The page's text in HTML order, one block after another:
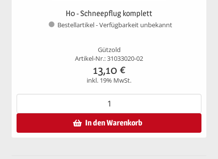
H0 - Schneepflug komplett
Bestellartikel - Verfügbarkeit unbekannt
Gützold
Artikel-Nr.: 31033020-02
13,10 €
inkl. 19% MwSt.
In den Warenkorb